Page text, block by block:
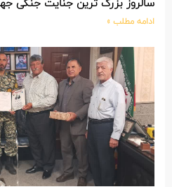
سالروز بزرگ ترین جنایت جنگی
ادامه مطلب »